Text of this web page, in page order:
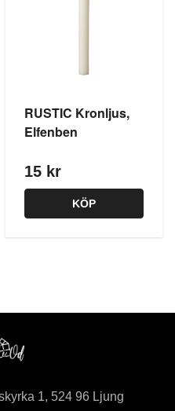
RUSTIC Kronljus,
Elfenben
15 kr
KÖP
1, 524 96 Ljung